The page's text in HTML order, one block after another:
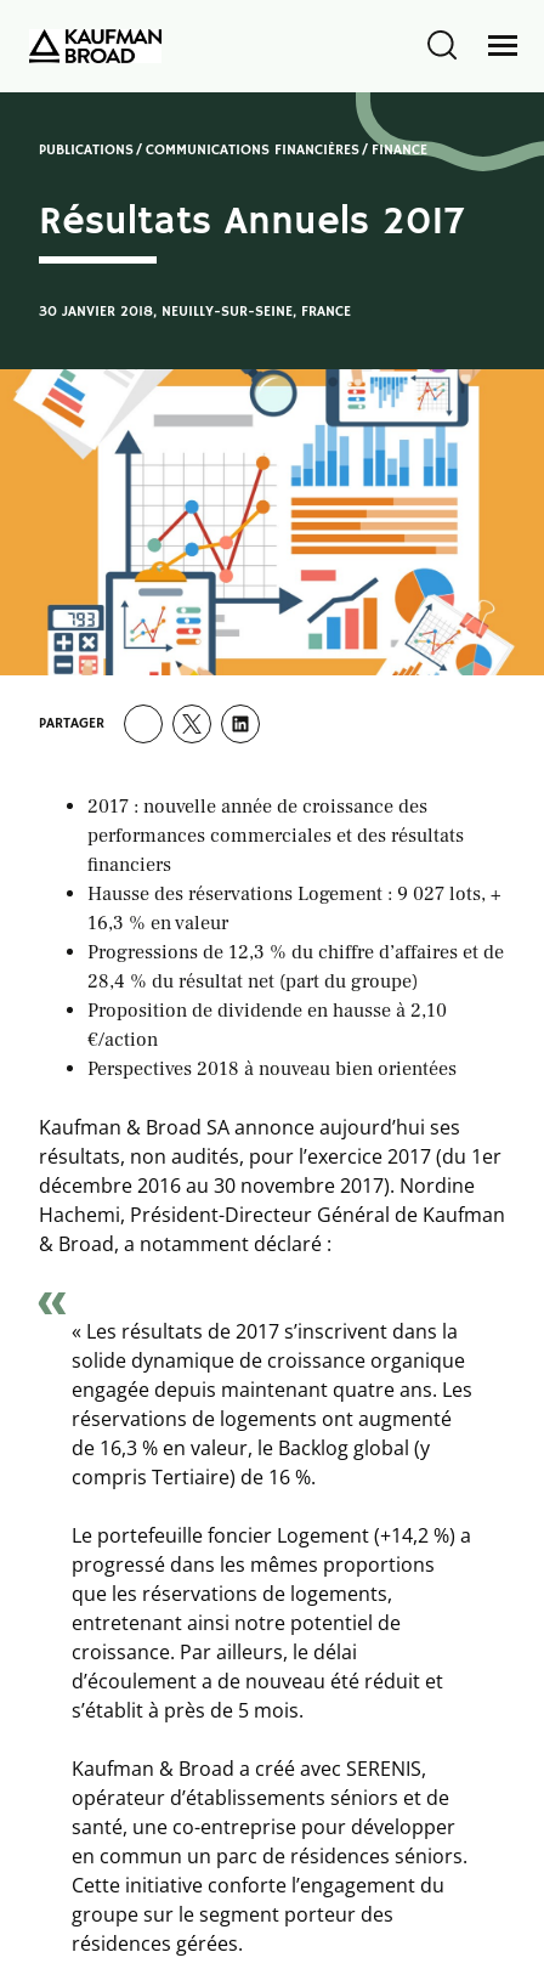
PUBLICATIONS COMMUNICATIONS FINANCIÈRES FINANCE
Résultats Annuels 2017
30 JANVIER 2018, NEUILLY-SUR-SEINE, FRANCE
PARTAGER
2017 : nouvelle année de croissance des
performances commerciales et des résultats
financiers
Hausse des réservations Logement : 9 027 lots, +
16,3 % en valeur
Progressions de 12,3 % du chiffre d’affaires et de
28,4 % du résultat net (part du groupe)
Proposition de dividende en hausse à 2,10
€/action
Perspectives 2018 à nouveau bien orientées
Kaufman & Broad SA annonce aujourd’hui ses
résultats, non audités, pour l’exercice 2017 (du 1er
décembre 2016 au 30 novembre 2017). Nordine
Hachemi, Président-Directeur Général de Kaufman
& Broad, a notamment déclaré :
« Les résultats de 2017 s’inscrivent dans la
solide dynamique de croissance organique
engagée depuis maintenant quatre ans. Les
réservations de logements ont augmenté
de 16,3 % en valeur, le Backlog global (y
compris Tertiaire) de 16 %.
Le portefeuille foncier Logement (+14,2 %) a
progressé dans les mêmes proportions
que les réservations de logements,
entretenant ainsi notre potentiel de
croissance. Par ailleurs, le délai
d’écoulement a de nouveau été réduit et
s’établit à près de 5 mois.
Kaufman & Broad a créé avec SERENIS,
opérateur d’établissements séniors et de
santé, une co-entreprise pour développer
en commun un parc de résidences séniors.
Cette initiative conforte l’engagement du
groupe sur le segment porteur des
résidences gérées.